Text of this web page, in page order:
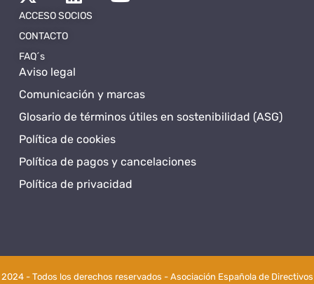
Aviso legal
Comunicación y marcas
Glosario de términos útiles en sostenibilidad (ASG)
Política de cookies
Política de pagos y cancelaciones
Política de privacidad
ACCESO SOCIOS
CONTACTO
FAQ´s
2024 - Todos los derechos reservados - Asociación Española de Directivos